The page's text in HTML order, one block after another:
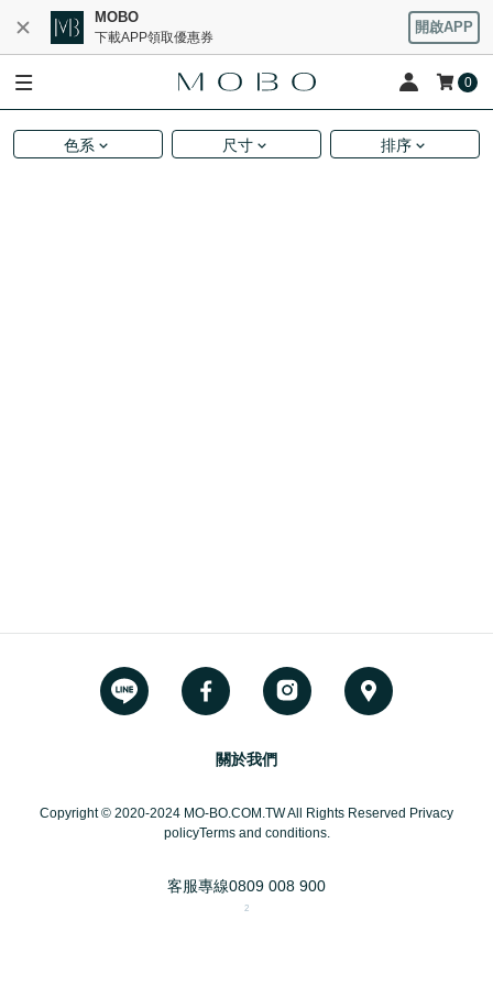
MOBO
下載APP領取優惠券
開啟APP
0
色系 尺寸 排序
關於我們
Copyright © 2020-2024 MO-BO.COM.TW All Rights Reserved Privacy
policyTerms and conditions.
客服專線0809 008 900
2